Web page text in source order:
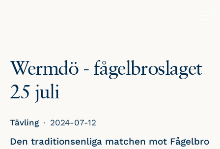
Wermdö - fågelbroslaget
25 juli
Tävling 2024-07-12
Den traditionsenliga matchen mot Fågelbro